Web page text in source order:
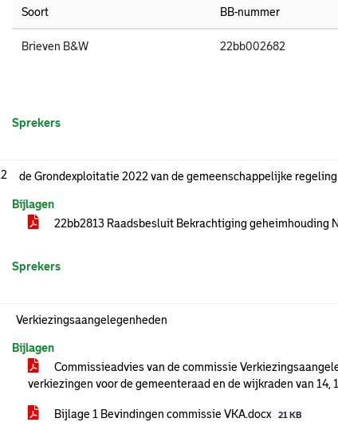
Soort BB-nummer
Brieven B&W 22bb002682
Sprekers
de Grondexploitatie 2022 van de gemeenschappelijke
Bijlagen
22bb2813 Raadsbesluit Bekrachtiging geheimhouding
Sprekers
Verkiezingsaangelegenheden
Bijlagen
Commissieadvies van de commissie
verkiezingen voor de gemeenteraad en de wijkraden van 14,
Bijlage 1 Bevindingen commissie VKA.docx 21 KB